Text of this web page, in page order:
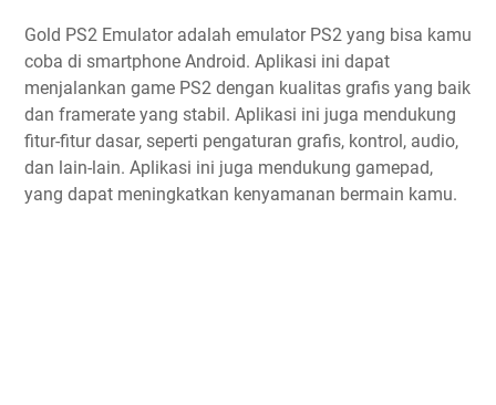
Gold PS2 Emulator adalah emulator PS2 yang bisa kamu
coba di smartphone Android. Aplikasi ini dapat
menjalankan game PS2 dengan kualitas grafis yang baik
dan framerate yang stabil. Aplikasi ini juga mendukung
fitur-fitur dasar, seperti pengaturan grafis, kontrol, audio,
dan lain-lain. Aplikasi ini juga mendukung gamepad,
yang dapat meningkatkan kenyamanan bermain kamu.